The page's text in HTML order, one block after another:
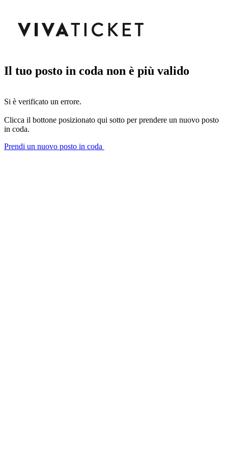
Il tuo posto in coda non è più valido
Si è verificato un errore.
Clicca il bottone posizionato qui sotto per prendere un nuovo posto
in coda.
Prendi un nuovo posto in coda